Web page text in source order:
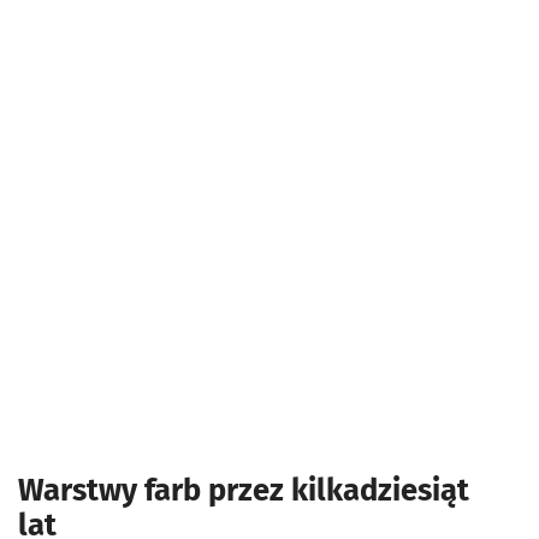
Warstwy farb przez kilkadziesiąt
lat